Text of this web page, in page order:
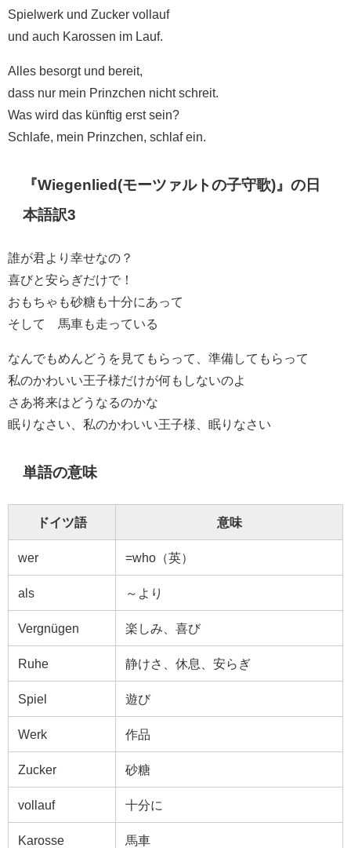
Spielwerk und Zucker vollauf
und auch Karossen im Lauf.
Alles besorgt und bereit,
dass nur mein Prinzchen nicht schreit.
Was wird das künftig erst sein?
Schlafe, mein Prinzchen, schlaf ein.
『Wiegenlied(モーツァルトの子守歌)』の日
本語訳3
誰が君より幸せなの？
喜びと安らぎだけで！
おもちゃも砂糖も十分にあって
そして 馬車も走っている
なんでもめんどうを見てもらって、準備してもらって
私のかわいい王子様だけが何もしないのよ
さあ将来はどうなるのかな
眠りなさい、私のかわいい王子様、眠りなさい
単語の意味
ドイツ語 意味
wer =who（英）
als ～より
Vergnügen 楽しみ、喜び
Ruhe 静けさ、休息、安らぎ
Spiel 遊び
Werk 作品
Zucker 砂糖
vollauf 十分に
Karosse 馬車